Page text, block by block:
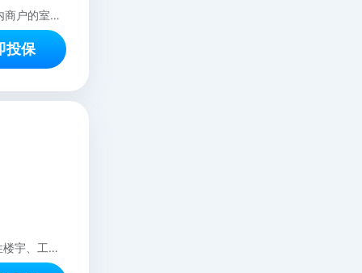
本保险产品只适用于承保年龄16-65周岁（含65周岁）的商业综合体商铺及写字楼内商户的室内装修工人。在装修过程中遭受意外伤害，保险人按照本保险合同的约定承担保险金给付责任。 本保险合同所称意外伤害，指以外来的、突发的、非本意的和非疾病的客观事件为直接且单独的原因致使身体受到的伤害。
投保
本方案仅适用于室内经营性质的商铺、办公场所等；本方案不适用于承保整体综合性楼宇、工厂、停车场、游泳馆、浴池、住宿酒店、仓库、室外场所等，如有需求敬请咨询客服。